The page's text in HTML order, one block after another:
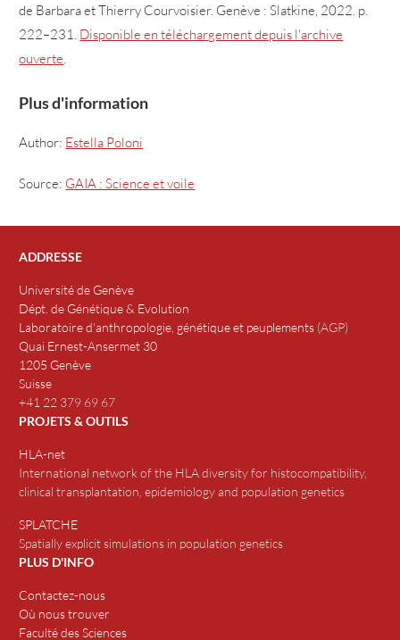
de Barbara et Thierry Courvoisier. Genève : Slatkine, 2022. p.
222–231. Disponible en téléchargement depuis l'archive
ouverte
Plus d'information
Author: Estella Poloni
Source: GAIA : Science et voile
ADDRESSE
Université de Genève
Dépt. de Génétique & Evolution
Laboratoire d'anthropologie, génétique et peuplements (AGP)
Quai Ernest-Ansermet 30
1205 Genève
Suisse
+41 22 379 69 67
PROJETS & OUTILS
HLA-net
International network of the HLA diversity for histocompatibility,
clinical transplantation, epidemiology and population genetics
SPLATCHE
Spatially explicit simulations in population genetics
PLUS D'INFO
Contactez-nous
Où nous trouver
Faculté des Sciences